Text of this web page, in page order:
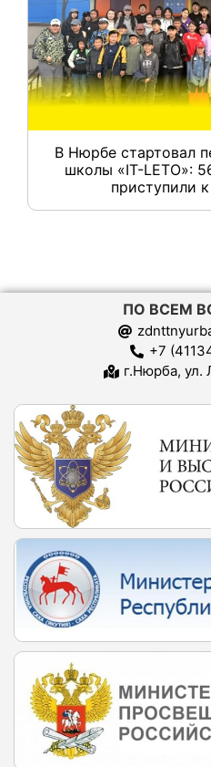
В Нюрбе стартовал
школы «IT-LETO»:
приступили к
ПО ВСЕМ
+7
г.Нюрба, ул.